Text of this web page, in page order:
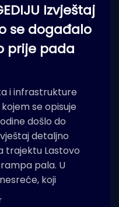
Izvještaj
se događalo
prije pada
i infrastrukture
se opisuje
došlo do
detaljno
trajektu Lastovo
pala. U
koji